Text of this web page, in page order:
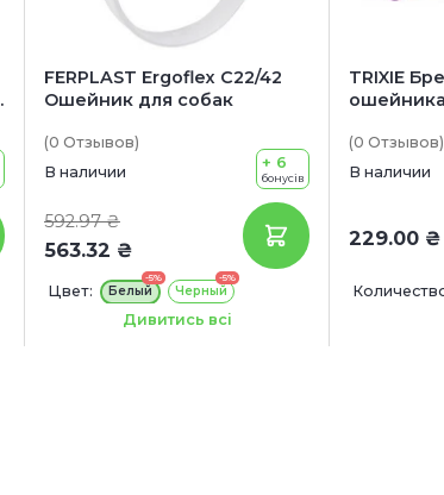
FERPLAST Ergoflex C22/42
Ошейник для собак
(0 Отзывов)
В наличии
592.97 ₴
563.32 ₴
+ 6
бонусів
Цвет:
-5%
Белый
-5%
Черный
42 см
Дивитись всі
TRIXIE
(0 Отзывов)
В наличии
229.00 ₴